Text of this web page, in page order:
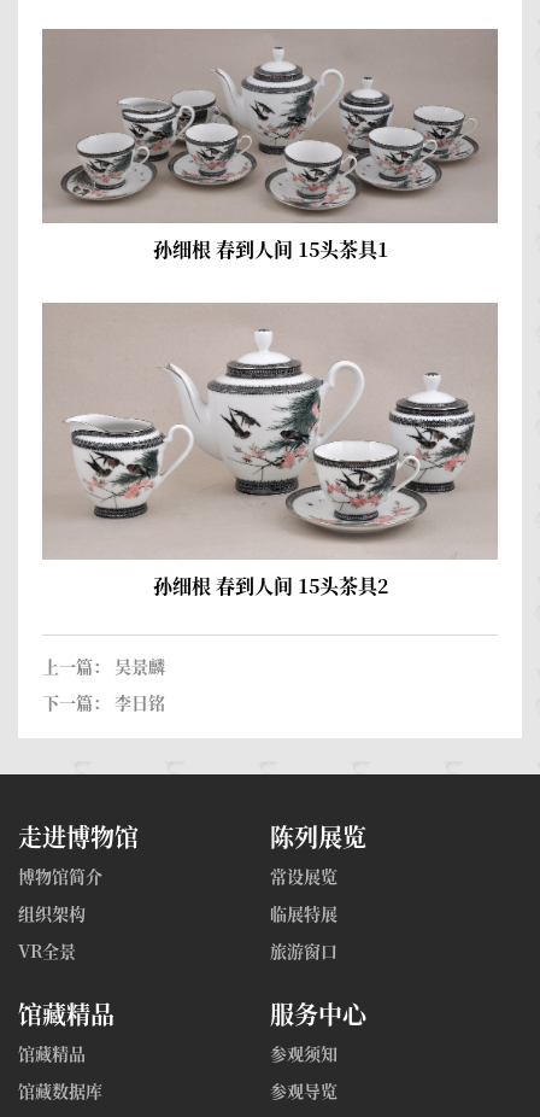
孙细根 春到人间 15头茶具1
孙细根 春到人间 15头茶具2
上一篇： 吴景麟
下一篇： 李日铭
走进博物馆
博物馆简介
组织架构
VR全景
陈列展览
常设展览
临展特展
旅游窗口
馆藏精品
馆藏精品
馆藏数据库
服务中心
参观须知
参观导览